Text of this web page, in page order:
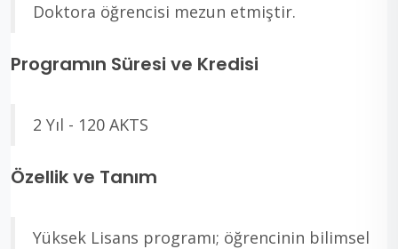
Doktora öğrencisi mezun etmiştir.
Programın Süresi ve Kredisi
2 Yıl - 120 AKTS
Özellik ve Tanım
Yüksek Lisans programı; öğrencinin bilimsel